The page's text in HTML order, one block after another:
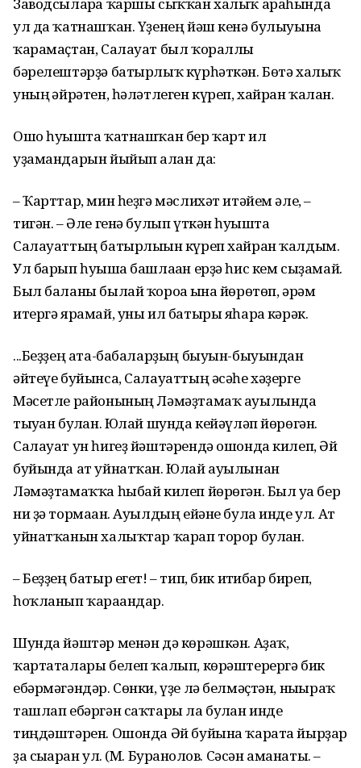
ул да ҡатнашҡан. Үҙенең йәш кенә булыуына
ҡарамаҫтан, Салауат был ҡораллы
бәрелештәрҙә батырлыҡ күрһәткән. Бөтә халыҡ
уның ғәйрәтен, һәләтлеген күреп, хайран ҡалған.
Ошо һуғышта ҡатнашҡан бер ҡарт ил
уҙамандарын йыйып алған да:
– Ҡарттар, мин һеҙгә мәслихәт итәйем әле, –
тигән. – Әле генә булып үткән һуғышта
Салауаттың батырлығын күреп хайран ҡалдым.
Ул барып һуғыша башлаған ерҙә һис кем сыҙамай.
Был баланы былай ҡороға ғына йөрөтөп, әрәм
итергә ярамай, уны ил батыры яһарға кәрәк.
...Беҙҙең ата-бабаларҙың быуын-быуындан
әйтеүе буйынса, Салауаттың әсәһе хәҙерге
Мәсетле районының Ләмәҙтамаҡ ауылында
тыуған булған. Юлай шунда кейәүләп йөрөгән.
Салауат ун һигеҙ йәштәрендә ошонда килеп, Әй
буйында ат уйнатҡан. Юлай ауылынан
Ләмәҙтамаҡҡа һыбай килеп йөрөгән. Был уға бер
ни ҙә тормаған. Ауылдың ейәне була инде ул. Ат
уйнатҡанын халыҡтар ҡарап торор булған.
– Беҙҙең батыр егет! – тип, бик иғтибар биреп,
һоҡла­нып ҡарағандар.
Шунда йәштәр менән дә көрәшкән. Аҙаҡ,
ҡартаталары белеп ҡалып, көрәштерергә бик
ебәрмәгәндәр. Сөнки, үҙе лә белмәҫтән, нығыраҡ
ташлап ебәргән саҡтары ла булған инде
тиңдәштәрен. Ошонда Әй буйына ҡарата йырҙар
ҙа сығар­ған ул. (М. Буранғолов. Сәсән аманаты. –